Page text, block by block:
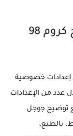
دليل الخصوصية في متصفح كروم 98
إعدادات خصوصية
من الإعدادات
توضيح جوجل
بالطبع،